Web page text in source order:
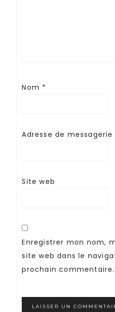
Nom *
Adresse de messagerie
Site web
Enregistrer mon nom,
site web dans le
prochain commentaire.